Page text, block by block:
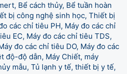
Bể cách thủy, Bể tuần hoàn
bị công nghệ sinh học, Thiết bị
các chỉ tiêu PH, Máy đo các chỉ
EC, Máy đo các chỉ tiêu TDS,
đo các chỉ tiêu DO, Máy đo các
độ-độ dẫn, Máy Chiết, máy
mẫu, Tủ lạnh y tế, thiết bị y tế,